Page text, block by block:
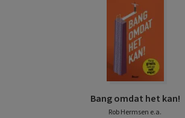
Bang omdat het kan!
Rob Hermsen e.a.